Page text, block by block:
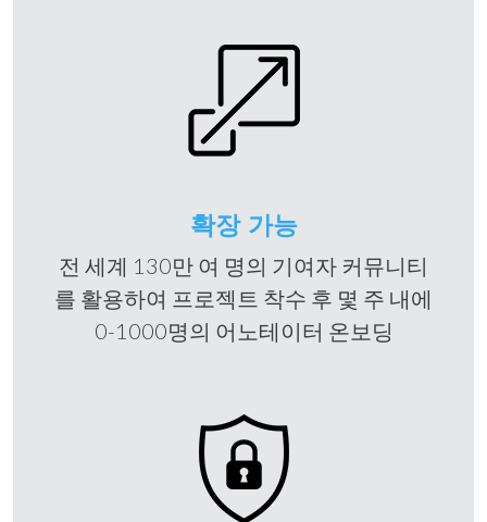
확장 가능
전 세계 130만 여 명의 기여자 커뮤니티
를 활용하여 프로젝트 착수 후 몇 주 내에
0-1000명의 어노테이터 온보딩